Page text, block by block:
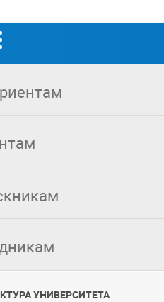
УНИВЕРСИТЕТА